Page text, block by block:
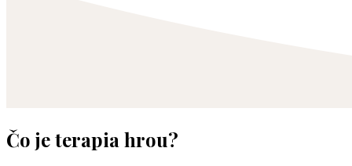
Čo je terapia hrou?